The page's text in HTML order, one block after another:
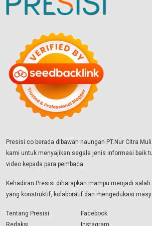
Presisi.co berada dibawah naungan PT.Nur Citra
kami untuk menyajikan segala jenis informasi baik
video kepada para pembaca.
Kehadiran Presisi diharapkan mampu menjadi
yang konstruktif, kolaboratif dan mengedukasi
Tentang Presisi
Redaksi
Facebook
Instagram